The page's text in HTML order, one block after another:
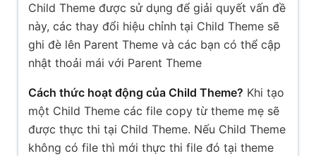
Child Theme được sử dụng để giải quyết vấn đề
này, các thay đổi hiệu chỉnh tại Child Theme sẽ
ghi đè lên Parent Theme và các bạn có thể cập
nhật thoải mái với Parent Theme
Cách thức hoạt động của Child Theme? Khi tạo
một Child Theme các file copy từ theme mẹ sẽ
được thực thi tại Child Theme. Nếu Child Theme
không có file thì mới thực thi file đó tại theme